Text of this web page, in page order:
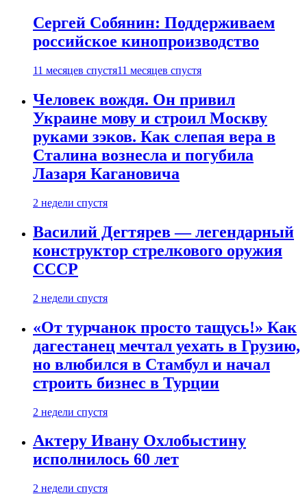
Сергей Собянин: Поддерживаем
российское кинопроизводство
11 месяцев спустя11 месяцев спустя
Человек вождя. Он привил
Украине мову и строил Москву
руками зэков. Как слепая вера в
Сталина вознесла и погубила
Лазаря Кагановича
2 недели спустя
Василий Дегтярев — легендарный
конструктор стрелкового оружия
СССР
2 недели спустя
«От турчанок просто тащусь!» Как
дагестанец мечтал уехать в Грузию,
но влюбился в Стамбул и начал
строить бизнес в Турции
2 недели спустя
Актеру Ивану Охлобыстину
исполнилось 60 лет
2 недели спустя